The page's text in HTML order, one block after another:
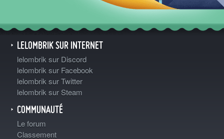
LELOMBRIK SUR INTERNET
lelombrik sur Discord
lelombrik sur Facebook
lelombrik sur Twitter
lelombrik sur Steam
COMMUNAUTÉ
Le forum
Classement